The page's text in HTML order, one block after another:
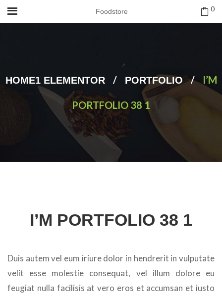
Foodstore 0
HOME1 ELEMENTOR / PORTFOLIO / I’M
PORTFOLIO 38 1
I’M PORTFOLIO 38 1
Duis autem vel eum iriure dolor in hendrerit in vulputate
velit esse molestie consequat, vel illum dolore eu
feugiat nulla facilisis at vero eros et accumsan et iusto